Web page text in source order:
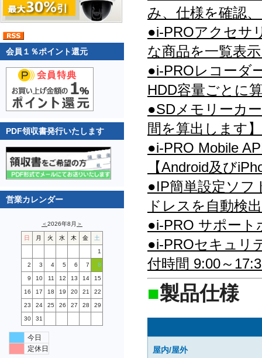
会員１％ポイント還元
PDF領収書発行いたします
営業カレンダー
＜2026年8月 ＞
日 月 火 水 木 金 土
1
2 3 4 5 6 7 8
9 10 11 12 13 14 15
16 17 18 19 20 21 22
23 24 25 26 27 28 29
30 31
今日
定休日
み、仕様を確認
●i-PROアクセサ
な商品を一覧表
●i-PROレコーダ
HDD容量ごとに
●SDメモリーカ
間を算出します】
●i-PRO Mobile
【Android及び
●IP簡単設定ソ
ドレスを自動検
●i-PRO サポート
●i-PROセキュリ
付時間 9:00～
■製品仕様
屋内/屋外